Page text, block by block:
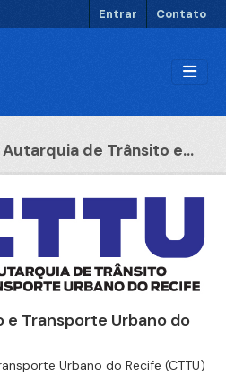
Entrar Contato
Autarquia de Trânsito e...
Transporte Urbano do
Urbano do Recife (CTTU)